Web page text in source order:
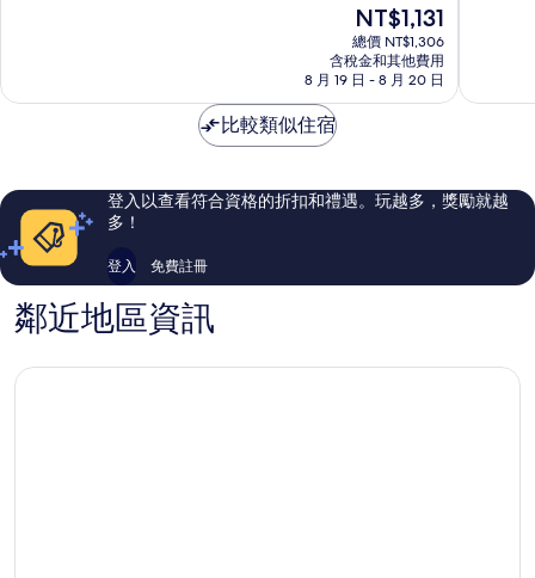
錯
評
論
現
在
價
格
為
NT$1,131
總價 NT$1,306
含稅金和其他費用
8 月 19 日 - 8 月 20 日
夠
評
論
比較類似住宿
登入以查看符合資格的折扣和禮遇。玩越多，獎勵就越
多！
登入 免費註冊
鄰近地區資訊